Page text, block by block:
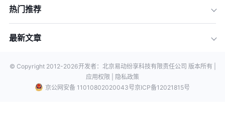
热门推荐
最新文章
© Copyright 2012-2026开发者：北京易动纷享科技有限责任公司 版本所有 |
应用权限 |
隐私政策
京公网安备 11010802020043号京ICP备12021815号